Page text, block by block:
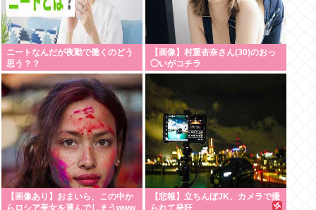
ニートなんだが夜勤で働くのどう
思う？？
【画像】村重杏奈さん(30)のおっ
◯いがコチラ
【画像あり】おまいら、この中か
らロシア美女を選んでしまうwww
【悲報】立ちんぼJK、カメラで撮
られて発狂